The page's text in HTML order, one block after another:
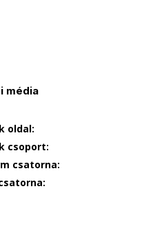
média
oldal:
csoport:
csatorna: